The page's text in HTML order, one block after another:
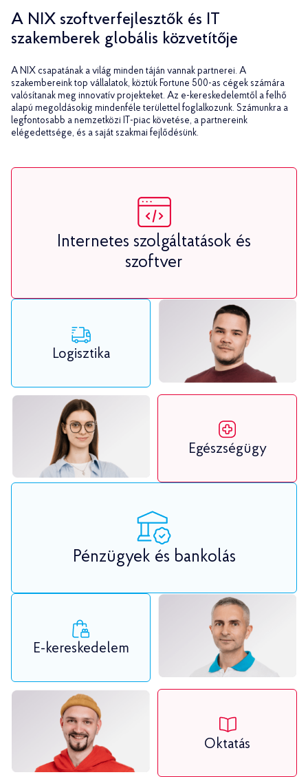
A NIX szoftverfejlesztők és IT
szakemberek globális közvetítője
A NIX csapatának a világ minden táján vannak partnerei. A
szakembereink top vállalatok, köztük Fortune 500-as cégek számára
valósítanak meg innovatív projekteket. Az e-kereskedelemtől a felhő
alapú megoldásokig mindenféle területtel foglalkozunk. Számunkra a
legfontosabb a nemzetközi IT-piac követése, a partnereink
elégedettsége, és a saját szakmai fejlődésünk.
Internetes szolgáltatások és
szoftver
Logisztika
Egészségügy
E-kereskedelem
Oktatás
Pénzügyek és bankolás